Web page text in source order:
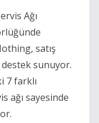
Ağı
satış
sunuyor.
7 farklı
ağı sayesinde